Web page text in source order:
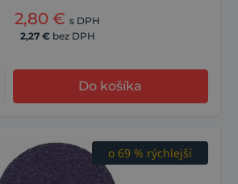
2,80 € s DPH
2,27 € bez DPH
Do košíka
o 69 % rýchlejší